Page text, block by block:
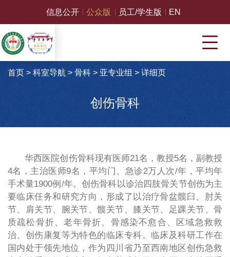
信息公开 公众版 员工/学生版 EN
首页 > 科室导航> 骨科> 亚专业组 > 详细页
创伤骨科
华西医院创伤骨科现有医师21名，教授5名，副教授
4名，主治医师9名，平均门、急诊2万人次/年，平均年
手术量1900例/年。创伤骨科以诊治四肢骨关节创伤为主
要临床任务和研究方向，形成了以治疗骨盆髋臼、肘关
节、肩关节、腕关节、髋关节、膝关节、足踝关节、骨
质疏松骨折、老年骨折、骨感染不愈合、区域急救救
治、创伤康复等为特色的临床专科。临床及科研工作在
国内处于领先地位，作为四川省乃至西南地区创伤急救